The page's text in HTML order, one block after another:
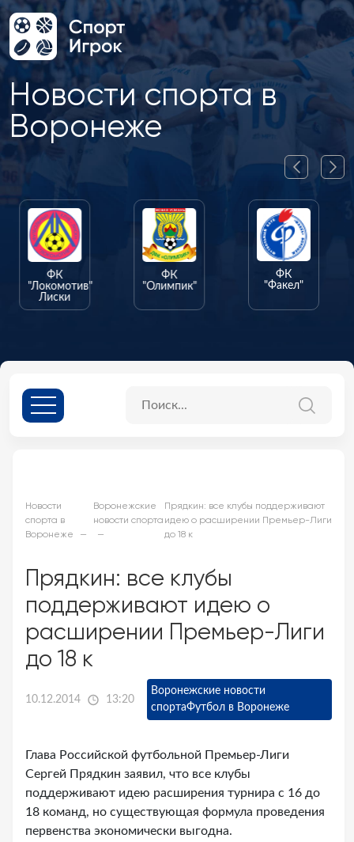
Новости спорта в
Воронеже
ФК
"Локомотив"
Лиски
ФК
"Олимпик"
ФК
"Факел"
Новости
спорта в
Воронеже
Воронежские
новости спорта
Прядкин: все клубы поддерживают
идею о расширении Премьер-Лиги
до 18 к
Прядкин: все клубы
поддерживают идею о
расширении Премьер-Лиги
до 18 к
10.12.2014 13:20
Воронежские новости
спортаФутбол в Воронеже
Глава Российской футбольной Премьер-Лиги
Сергей Прядкин заявил, что все клубы
поддерживают идею расширения турнира с 16 до
18 команд, но существующая формула проведения
первенства экономически выгодна.